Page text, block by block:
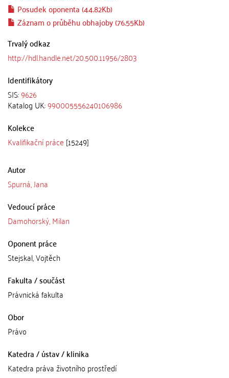
Posudek oponenta (44.82Kb)
Záznam o průběhu obhajoby (76.55Kb)
Trvalý odkaz
http://hdl.handle.net/20.500.11956/2803
Identifikátory
SIS:9626
Katalog UK:990005556240106986
Kolekce
Kvalifikační práce [15249]
Autor
Spurná, Jana
Vedoucí práce
Damohorský, Milan
Oponent práce
Stejskal, Vojtěch
Fakulta / součást
Právnická fakulta
Obor
Právo
Katedra / ústav / klinika
Katedra práva životního prostředí